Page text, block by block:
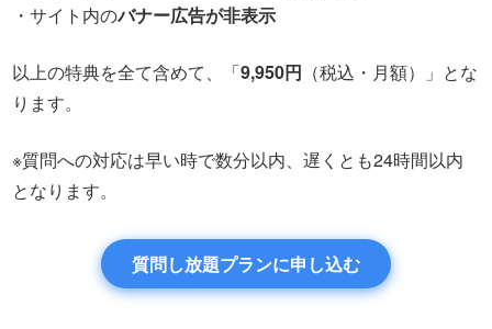
・サイト内のバナー広告が非表示
以上の特典を全て含めて、「9,950円 （税込・月額）」とな
ります。
※質問への対応は早い時で数分以内、遅くとも24時間以内
となります。
質問し放題プランに申し込む